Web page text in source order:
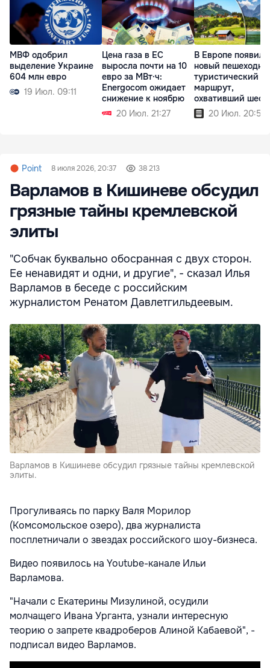
МВФ одобрил
выделение Украине
604 млн евро
19 Июл. 09:11
Цена газа в ЕС
выросла почти на 10
евро за МВт·ч:
Energocom ожидает
снижение к ноябрю
20 Июл. 21:27
В Европе
новый
туристический
маршрут,
охвативший
стран20 Июл. 20:54
Point 8 июля 2026, 20:37 38 213
Варламов в Кишиневе обсудил
грязные тайны кремлевской
элиты
"Собчак буквально обосранная с двух сторон.
Ее ненавидят и одни, и другие", - сказал Илья
Варламов в беседе с российским
журналистом Ренатом Давлетгильдеевым.
Варламов в Кишиневе обсудил грязные тайны кремлевской
элиты.
Прогуливаясь по парку Валя Морилор
(Комсомольское озеро), два журналиста
посплетничали о звездах российского шоу-бизнеса.
Видео появилось на Youtube-канале Ильи
Варламова.
"Начали с Екатерины Мизулиной, осудили
молчащего Ивана Урганта, узнали интересную
теорию о запрете квадроберов Алиной Кабаевой", -
подписал видео Варламов.